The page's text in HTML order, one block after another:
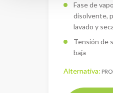
Fase de
disolvente,
lavado y
Tensión de
baja
Alternativa: